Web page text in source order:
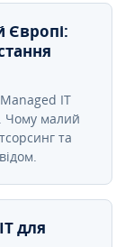
Європі:
IT
Чому малий
та
для